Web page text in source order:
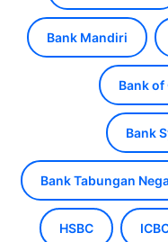
Bank Mandiri
Bank
Bank
Bank Tabungan
HSBC